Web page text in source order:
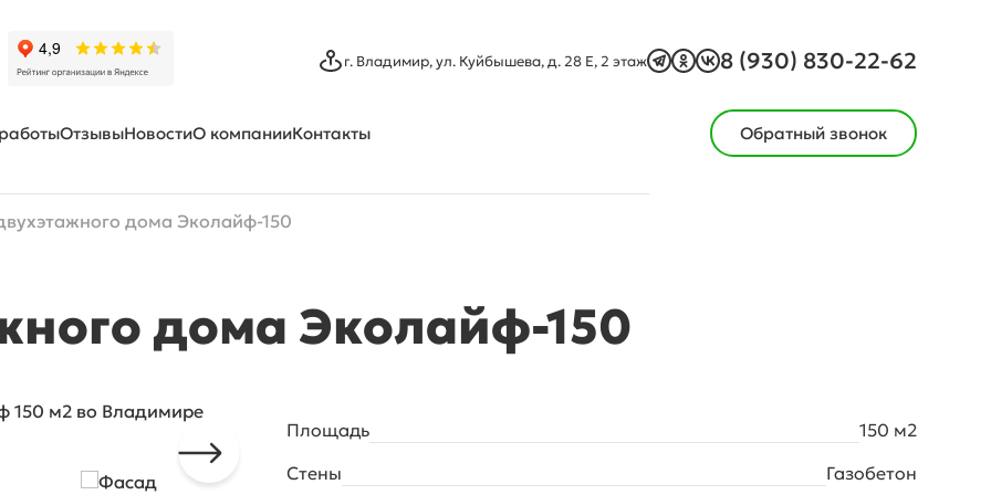
г. Владимир, ул. Куйбышева, д. 28 Е, 2 этаж 8 (930) 830-22-62
ОтзывыНовостиО компанииКонтакты Обратный звонок
дома Эколайф-150
дома Эколайф-150
Площадь
150 м2
Стены
Газобетон